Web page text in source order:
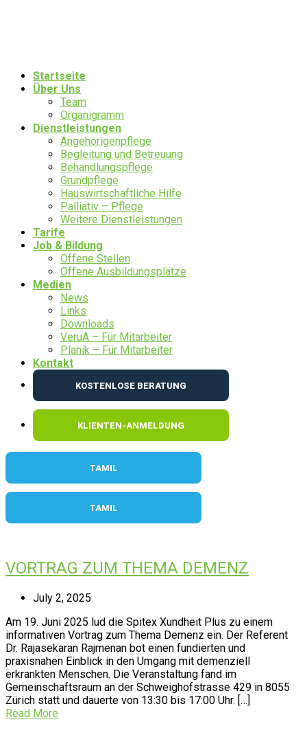
Startseite
Über Uns
Team
Organigramm
Dienstleistungen
Angehörigenpflege
Begleitung und Betreuung
Behandlungspflege
Grundpflege
Hauswirtschaftliche Hilfe
Palliativ – Pflege
Weitere Dienstleistungen
Tarife
Job & Bildung
Offene Stellen
Offene Ausbildungsplätze
Medien
News
Links
Downloads
VeruA – Für Mitarbeiter
Planik – Für Mitarbeiter
Kontakt
KOSTENLOSE BERATUNG
KLIENTEN-ANMELDUNG
TAMIL
TAMIL
VORTRAG ZUM THEMA DEMENZ
July 2, 2025
Am 19. Juni 2025 lud die Spitex Xundheit Plus zu einem
informativen Vortrag zum Thema Demenz ein. Der Referent
Dr. Rajasekaran Rajmenan bot einen fundierten und
praxisnahen Einblick in den Umgang mit demenziell
erkrankten Menschen. Die Veranstaltung fand im
Gemeinschaftsraum an der Schweighofstrasse 429 in 8055
Zürich statt und dauerte von 13:30 bis 17:00 Uhr. […]
Read More